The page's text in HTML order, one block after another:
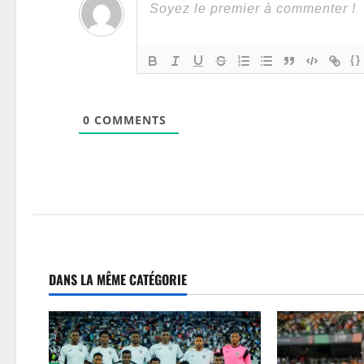
{}
0 COMMENTS
DANS LA MÊME CATÉGORIE